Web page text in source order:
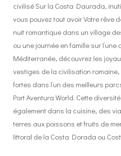
civilisé Sur la Costa Daurada,
vous pouvez tout avoir Votre rêve
nuit romantique dans un village
ou une journée en famille sur
Méditerranée, découvrez les
vestiges de la civilisation
fortes dans l’un des meilleurs
Port Aventura World. Cette
également dans la cuisine, des
terres aux poissons et fruits de
littoral de la Costa Dorada ou